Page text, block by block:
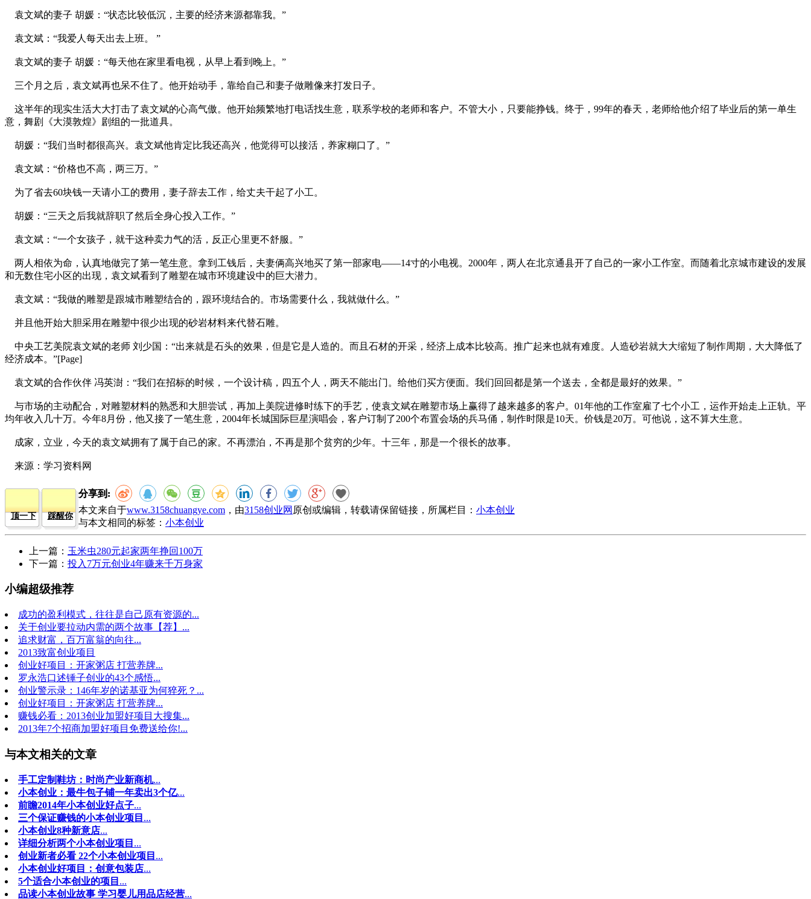
袁文斌的妻子 胡媛：“状态比较低沉，主要的经济来源都靠我。”
袁文斌：“我爱人每天出去上班。 ”
袁文斌的妻子 胡媛：“每天他在家里看电视，从早上看到晚上。”
三个月之后，袁文斌再也呆不住了。他开始动手，靠给自己和妻子做雕像来打发日子。
这半年的现实生活大大打击了袁文斌的心高气傲。他开始频繁地打电话找生意，联系学校的老师和客户。不管大小，只要能挣钱。终于，99年的春天，老师给他介绍了毕业后的第一单生
意，舞剧《大漠敦煌》剧组的一批道具。
胡媛：“我们当时都很高兴。袁文斌他肯定比我还高兴，他觉得可以接活，养家糊口了。”
袁文斌：“价格也不高，两三万。”
为了省去60块钱一天请小工的费用，妻子辞去工作，给丈夫干起了小工。
胡媛：“三天之后我就辞职了然后全身心投入工作。”
袁文斌：“一个女孩子，就干这种卖力气的活，反正心里更不舒服。”
两人相依为命，认真地做完了第一笔生意。拿到工钱后，夫妻俩高兴地买了第一部家电——14寸的小电视。2000年，两人在北京通县开了自己的一家小工作室。而随着北京城市建设的发展
和无数住宅小区的出现，袁文斌看到了雕塑在城市环境建设中的巨大潜力。
袁文斌：“我做的雕塑是跟城市雕塑结合的，跟环境结合的。市场需要什么，我就做什么。”
并且他开始大胆采用在雕塑中很少出现的砂岩材料来代替石雕。
中央工艺美院袁文斌的老师 刘少国：“出来就是石头的效果，但是它是人造的。而且石材的开采，经济上成本比较高。推广起来也就有难度。人造砂岩就大大缩短了制作周期，大大降低了
经济成本。”[Page]
袁文斌的合作伙伴 冯英澍：“我们在招标的时候，一个设计稿，四五个人，两天不能出门。给他们买方便面。我们回回都是第一个送去，全都是最好的效果。”
与市场的主动配合，对雕塑材料的熟悉和大胆尝试，再加上美院进修时练下的手艺，使袁文斌在雕塑市场上赢得了越来越多的客户。01年他的工作室雇了七个小工，运作开始走上正轨。平
均年收入几十万。今年8月份，他又接了一笔生意，2004年长城国际巨星演唱会，客户订制了200个布置会场的兵马俑，制作时限是10天。价钱是20万。可他说，这不算大生意。
成家，立业，今天的袁文斌拥有了属于自己的家。不再漂泊，不再是那个贫穷的少年。十三年，那是一个很长的故事。
来源：学习资料网
顶一下 踩醒你
分享到:
本文来自于www.3158chuangye.com ，由3158创业网 原创或编辑，转载请保留链接，所属栏目： 小本创业
与本文相同的标签： 小本创业
上一篇： 玉米虫280元起家两年挣回100万
下一篇： 投入7万元创业4年赚来千万身家
小编超级推荐
成功的盈利模式，往往是自己原有资源的...
关于创业要拉动内需的两个故事【荐】...
追求财富，百万富翁的向往...
2013致富创业项目
创业好项目：开家粥店 打营养牌...
罗永浩口述锤子创业的43个感悟...
创业警示录：146年岁的诺基亚为何猝死？...
创业好项目：开家粥店 打营养牌...
赚钱必看：2013创业加盟好项目大搜集...
2013年7个招商加盟好项目免费送给你!...
与本文相关的文章
手工定制鞋坊：时尚产业新商机...
小本创业：最牛包子铺一年卖出3个亿...
前瞻2014年小本创业好点子...
三个保证赚钱的小本创业项目 ...
小本创业8种新意店...
详细分析两个小本创业项目 ...
创业新者必看 22个小本创业项目 ...
小本创业好项目：创意包装店...
5个适合小本创业的项目 ...
品读小本创业故事 学习婴儿用品店经营...